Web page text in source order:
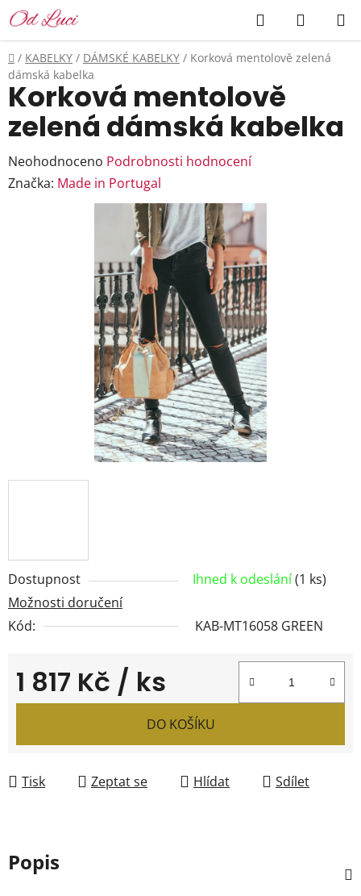
Přejít
na
obsah
Hledat
KOŠÍK
Domů
/ KABELKY / DÁMSKÉ KABELKY / Korková mentolově zelená
dámská kabelka
Dostupnost Ihned k odeslání(1 ks)
Možnosti doručení
Kód:
KAB-MT16058 GREEN
1 817 Kč / ks
Měrná cena:
DO KOŠÍKU
Tisk Zeptat se Hlídat Sdílet
Korková mentolově
zelená dámská kabelka
Průměrné
hodnocení
Neohodnoceno Podrobnosti hodnocení
Značka: Made in Portugal
Popis